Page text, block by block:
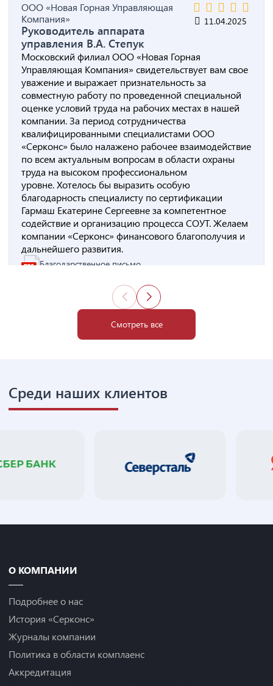
ООО «Новая Горная Управляющая
Компания»
Руководитель аппарата
управления В.А. Степук
11.04.2025
Московский филиал ООО «Новая Горная
Управляющая Компания» свидетельствует вам свое
уважение и выражает признательность за
совместную работу по проведенной специальной
оценке условий труда на рабочих местах в нашей
компании. За период сотрудничества
квалифицированными специалистами ООО
«Серконс» было налажено рабочее взаимодействие
по всем актуальным вопросам в области охраны
труда на высоком профессиональном
уровне. Хотелось бы выразить особую
благодарность специалисту по сертификации
Гармаш Екатерине Сергеевне за компетентное
содействие и организацию процесса СОУТ. Желаем
компании «Серконс» финансового благополучия и
дальнейшего развития.
Благодарственное письмо
Смотреть все
Среди наших клиентов
О КОМПАНИИ
Подробнее о нас
История «Серконс»
Журналы компании
Политика в области комплаенс
Аккредитация